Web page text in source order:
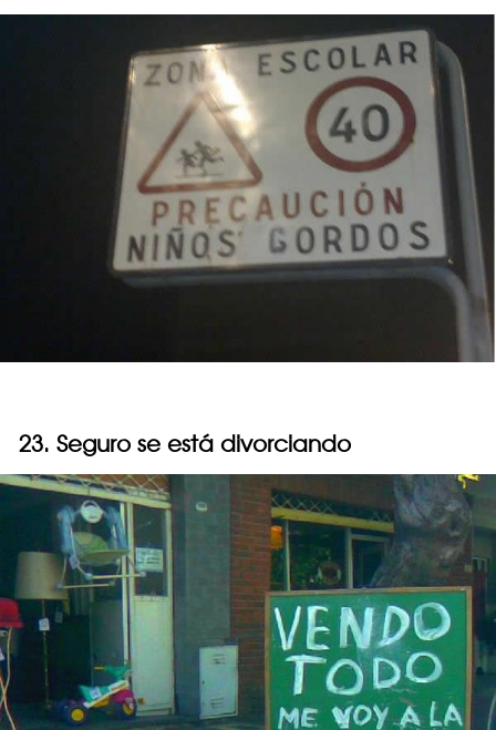
23. Seguro se está divorciando